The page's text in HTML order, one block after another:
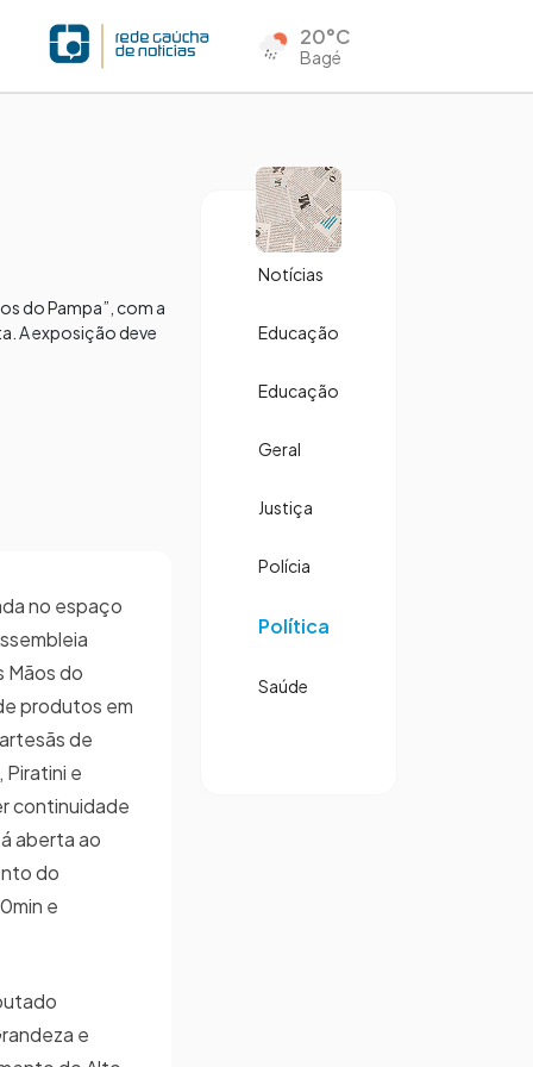
20°C
Bagé
do Pampa”, com a
A exposição deve
no espaço
Mãos do
produtos em
de
e
continuidade
aberta ao
do
e
e
Notícias
Educação
Educação
Geral
Justiça
Polícia
Política
Saúde